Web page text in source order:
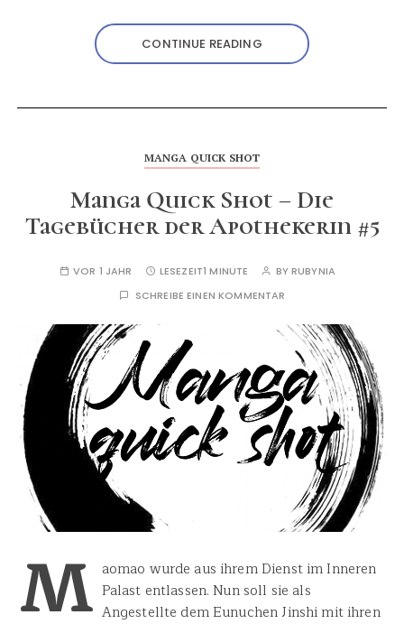
CONTINUE READING
MANGA QUICK SHOT
Manga Quick Shot – Die
Tagebücher der Apothekerin #5
VOR 1 JAHR LESEZEIT1 MINUTE BYRUBYNIA
SCHREIBE EINEN KOMMENTAR
M aomao wurde aus ihrem Dienst im Inneren
Palast entlassen. Nun soll sie als
Angestellte dem Eunuchen Jinshi mit ihren